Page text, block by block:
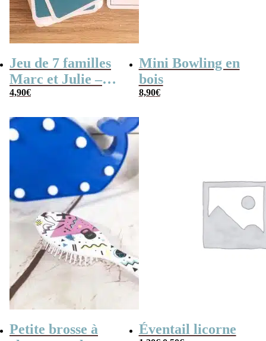
Jeu de 7 familles
Marc et Julie –
Les meilleures
4,90€
Mini Bowling en
bois
8,90€
Petite brosse à
Éventail licorne